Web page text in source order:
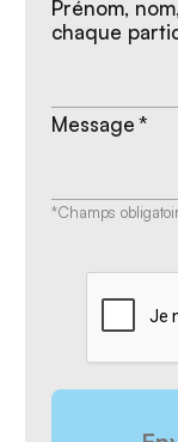
Prénom,
chaque
Message *
*Champs